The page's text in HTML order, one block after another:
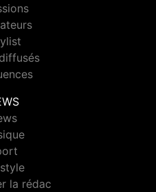
la rédac